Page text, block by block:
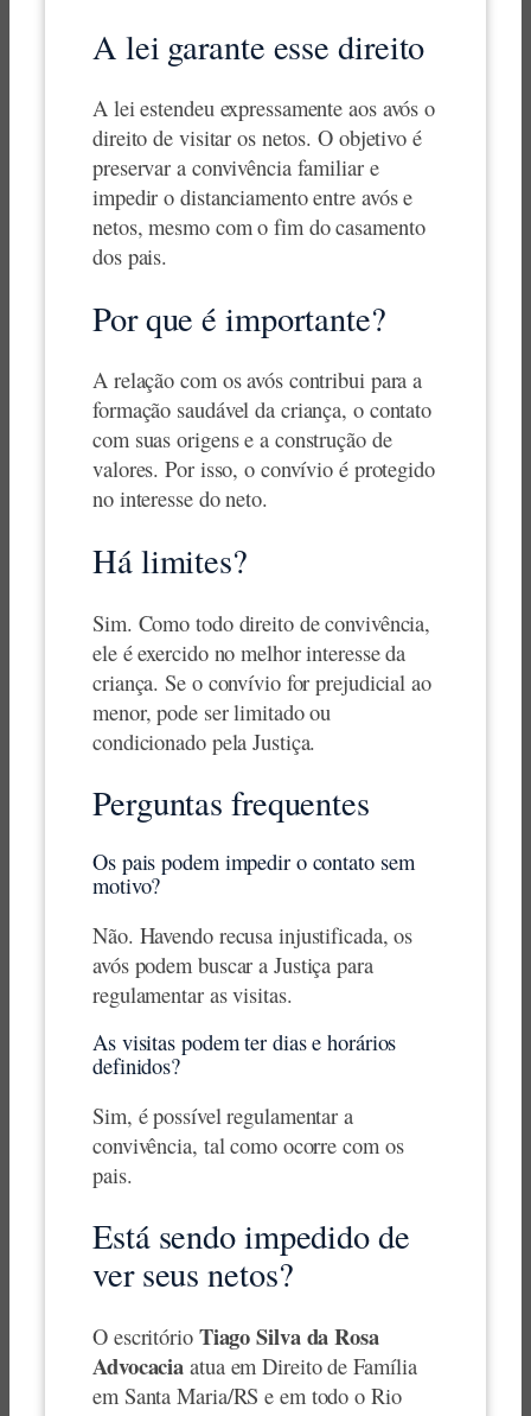
A lei garante esse direito
A lei estendeu expressamente aos avós o
direito de visitar os netos. O objetivo é
preservar a convivência familiar e
impedir o distanciamento entre avós e
netos, mesmo com o fim do casamento
dos pais.
Por que é importante?
A relação com os avós contribui para a
formação saudável da criança, o contato
com suas origens e a construção de
valores. Por isso, o convívio é protegido
no interesse do neto.
Há limites?
Sim. Como todo direito de convivência,
ele é exercido no melhor interesse da
criança. Se o convívio for prejudicial ao
menor, pode ser limitado ou
condicionado pela Justiça.
Perguntas frequentes
Os pais podem impedir o contato sem
motivo?
Não. Havendo recusa injustificada, os
avós podem buscar a Justiça para
regulamentar as visitas.
As visitas podem ter dias e horários
definidos?
Sim, é possível regulamentar a
convivência, tal como ocorre com os
pais.
Está sendo impedido de
ver seus netos?
O escritório Tiago Silva da Rosa
Advocacia atua em Direito de Família
em Santa Maria/RS e em todo o Rio